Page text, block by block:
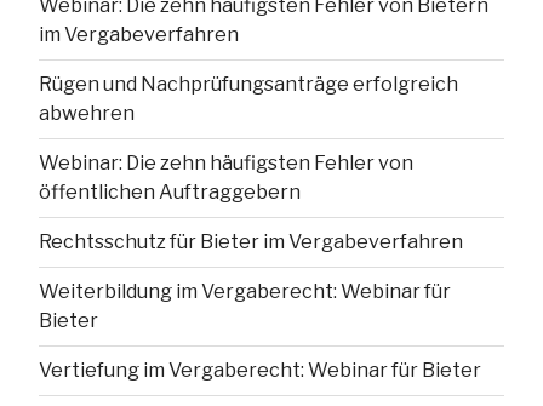
Webinar: Die zehn häufigsten Fehler von Bietern
im Vergabeverfahren
Rügen und Nachprüfungsanträge erfolgreich
abwehren
Webinar: Die zehn häufigsten Fehler von
öffentlichen Auftraggebern
Rechtsschutz für Bieter im Vergabeverfahren
Weiterbildung im Vergaberecht: Webinar für
Bieter
Vertiefung im Vergaberecht: Webinar für Bieter